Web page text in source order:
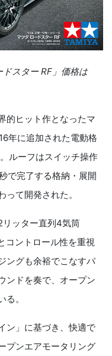
スター RF」価格は
的ヒット作となったマ
年に追加された電動格
ルーフはスイッチ操作
で完了する格納・展開
て開発された。
ッター直列4気筒
コントロール性を重視
ングも余裕でこなすパ
ンドを奏で、オープン
。
ン」に基づき、快適で
プンエアモータリング